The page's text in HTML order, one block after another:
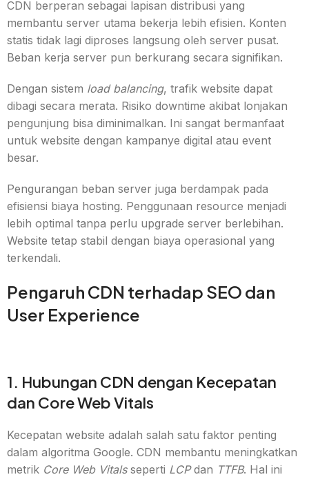
CDN berperan sebagai lapisan distribusi yang
membantu server utama bekerja lebih efisien. Konten
statis tidak lagi diproses langsung oleh server pusat.
Beban kerja server pun berkurang secara signifikan.
Dengan sistem load balancing, trafik website dapat
dibagi secara merata. Risiko downtime akibat lonjakan
pengunjung bisa diminimalkan. Ini sangat bermanfaat
untuk website dengan kampanye digital atau event
besar.
Pengurangan beban server juga berdampak pada
efisiensi biaya hosting. Penggunaan resource menjadi
lebih optimal tanpa perlu upgrade server berlebihan.
Website tetap stabil dengan biaya operasional yang
terkendali.
Pengaruh CDN terhadap SEO dan
User Experience
1. Hubungan CDN dengan Kecepatan
dan Core Web Vitals
Kecepatan website adalah salah satu faktor penting
dalam algoritma Google. CDN membantu meningkatkan
metrik Core Web Vitalsseperti LCPdan TTFB. Hal ini